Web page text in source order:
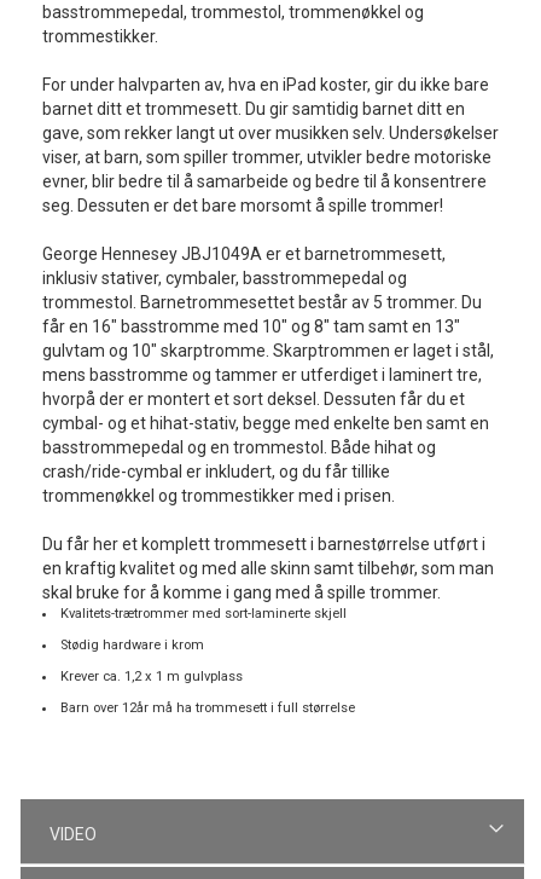
basstrommepedal, trommestol, trommenøkkel og
trommestikker.
For under halvparten av, hva en iPad koster, gir du ikke bare
barnet ditt et trommesett. Du gir samtidig barnet ditt en
gave, som rekker langt ut over musikken selv. Undersøkelser
viser, at barn, som spiller trommer, utvikler bedre motoriske
evner, blir bedre til å samarbeide og bedre til å konsentrere
seg. Dessuten er det bare morsomt å spille trommer!
George Hennesey JBJ1049A er et barnetrommesett,
inklusiv stativer, cymbaler, basstrommepedal og
trommestol. Barnetrommesettet består av 5 trommer. Du
får en 16" basstromme med 10" og 8" tam samt en 13"
gulvtam og 10" skarptromme. Skarptrommen er laget i stål,
mens basstromme og tammer er utferdiget i laminert tre,
hvorpå der er montert et sort deksel. Dessuten får du et
cymbal- og et hihat-stativ, begge med enkelte ben samt en
basstrommepedal og en trommestol. Både hihat og
crash/ride-cymbal er inkludert, og du får tillike
trommenøkkel og trommestikker med i prisen.
Du får her et komplett trommesett i barnestørrelse utført i
en kraftig kvalitet og med alle skinn samt tilbehør, som man
skal bruke for å komme i gang med å spille trommer.
Kvalitets-trætrommer med sort-laminerte skjell
Stødig hardware i krom
Krever ca. 1,2 x 1 m gulvplass
Barn over 12år må ha trommesett i full størrelse
VIDEO